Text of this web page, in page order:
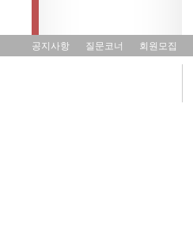
공지사항 질문코너 회원모집